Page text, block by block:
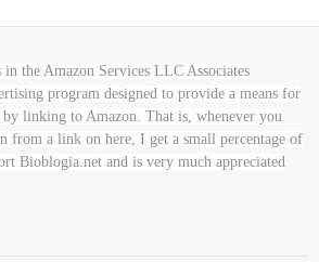
in the Amazon Services LLC Associates
program designed to provide a means for
by linking to Amazon. That is, whenever you
from a link on here, I get a small percentage of
Bioblogia.net and is very much appreciated